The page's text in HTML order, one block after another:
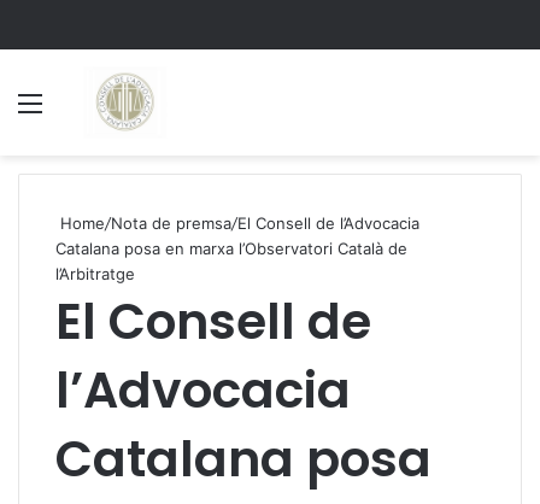
Home/Nota de premsa/El Consell de l’Advocacia
Catalana posa en marxa l’Observatori Català de
l’Arbitratge
El Consell de
l’Advocacia
Catalana posa